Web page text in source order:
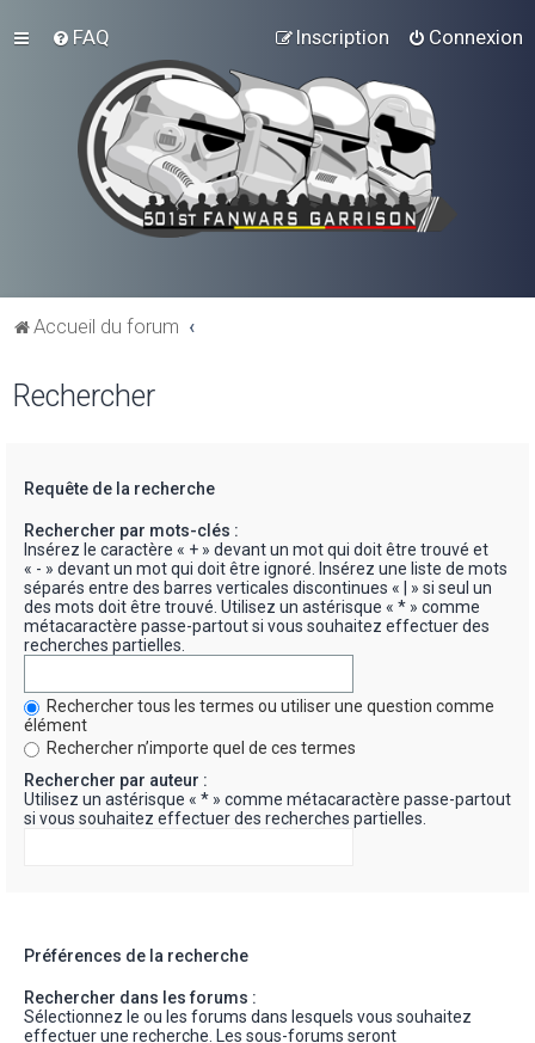
FAQ Connexion
Inscription
Accueil du forum
Rechercher
Requête de la recherche
Rechercher par mots-clés :
Insérez le caractère « + » devant un mot qui doit être trouvé et
« - » devant un mot qui doit être ignoré. Insérez une liste de mots
séparés entre des barres verticales discontinues « | » si seul un
des mots doit être trouvé. Utilisez un astérisque « * » comme
métacaractère passe-partout si vous souhaitez effectuer des
recherches partielles.
Rechercher tous les termes ou utiliser une question comme
élément
Rechercher n’importe quel de ces termes
Rechercher par auteur :
Utilisez un astérisque « * » comme métacaractère passe-partout
si vous souhaitez effectuer des recherches partielles.
Préférences de la recherche
Rechercher dans les forums :
Sélectionnez le ou les forums dans lesquels vous souhaitez
effectuer une recherche. Les sous-forums seront